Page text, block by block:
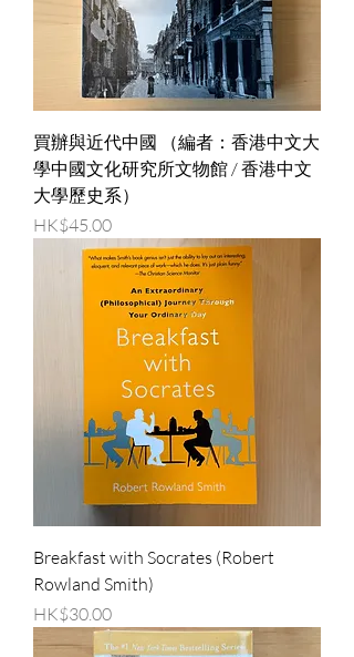
買辦與近代中國 （編者：香港中文大
學中國文化研究所文物館 / 香港中文
大學歷史系）
價格
HK$45.00
Breakfast with Socrates (Robert
Rowland Smith)
價格
HK$30.00